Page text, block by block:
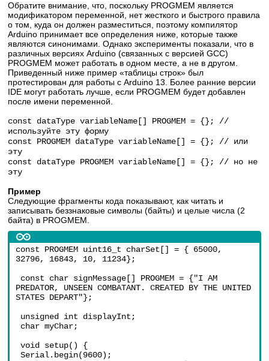
Обратите внимание, что, поскольку PROGMEM является
модификатором переменной, нет жесткого и быстрого правила
о том, куда он должен разместиться, поэтому компилятор
Arduino принимает все определения ниже, которые также
являются синонимами. Однако эксперименты показали, что в
различных версиях Arduino (связанных с версией GCC)
PROGMEM может работать в одном месте, а не в другом.
Приведенный ниже пример «таблицы строк» ​​был
протестирован для работы с Arduino 13. Более ранние версии
IDE могут работать лучше, если PROGMEM будет добавлен
после имени переменной.
const dataType variableName[] PROGMEM = {}; //
используйте эту форму
const PROGMEM dataType variableName[] = {}; // или
эту
const dataType PROGMEM variableName[] = {}; // но не
эту
Пример
Следующие фрагменты кода показывают, как читать и
записывать беззнаковые символы (байты) и целые числа (2
байта) в PROGMEM.
const PROGMEM uint16_t charSet[] = { 65000,
32796, 16843, 10, 11234};
PREDATOR, UNSEEN COMBATANT. CREATED BY THE UNITED
STATES DEPART"};
unsigned int displayInt;
char myChar;
void setup() {
Serial.begin(9600);